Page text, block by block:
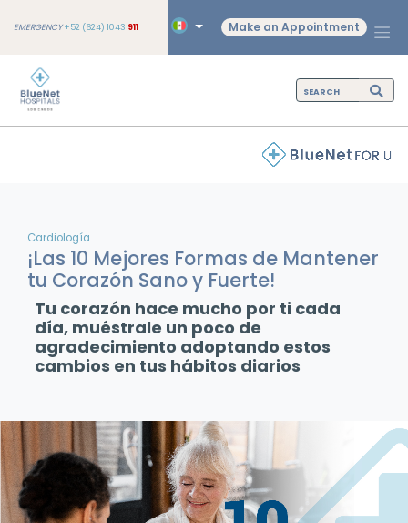
EMERGENCY+52 (624) 1043 911 Make an Appointment
Cardiología
¡Las 10 Mejores Formas de Mantener
tu Corazón Sano y Fuerte!
Tu corazón hace mucho por ti cada
día, muéstrale un poco de
agradecimiento adoptando estos
cambios en tus hábitos diarios